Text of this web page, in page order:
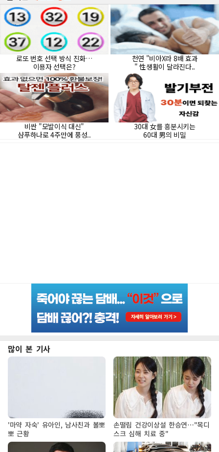
많이 본 기사
'마약 자숙' 유아인, 남사친과 볼뽀
뽀 근황
손떨림 건강이상설 한승연…"목디
스크 심해 치료 중"